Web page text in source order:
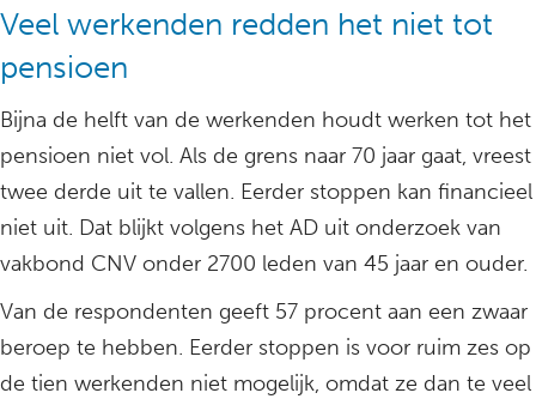
Veel werkenden redden het niet tot
pensioen
Bijna de helft van de werkenden houdt werken tot het
pensioen niet vol. Als de grens naar 70 jaar gaat, vreest
twee derde uit te vallen. Eerder stoppen kan financieel
niet uit. Dat blijkt volgens het AD uit onderzoek van
vakbond CNV onder 2700 leden van 45 jaar en ouder.
Van de respondenten geeft 57 procent aan een zwaar
beroep te hebben. Eerder stoppen is voor ruim zes op
de tien werkenden niet mogelijk, omdat ze dan te veel